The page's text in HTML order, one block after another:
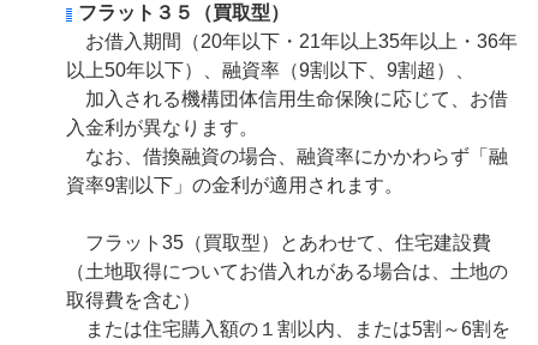
フラット３５（買取型）
お借入期間（20年以下・21年以上35年以上・36年
以上50年以下）、融資率（9割以下、9割超）、
加入される機構団体信用生命保険に応じて、お借
入金利が異なります。
なお、借換融資の場合、融資率にかかわらず「融
資率9割以下」の金利が適用されます。
フラット35（買取型）とあわせて、住宅建設費
（土地取得についてお借入れがある場合は、土地の
取得費を含む）
または住宅購入額の１割以内、または5割～6割を